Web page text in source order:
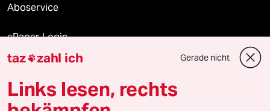
Aboservice
ePaper Login
Downloads für Abonnierende
taz zahl ich Gerade nicht
Links lesen, rechts